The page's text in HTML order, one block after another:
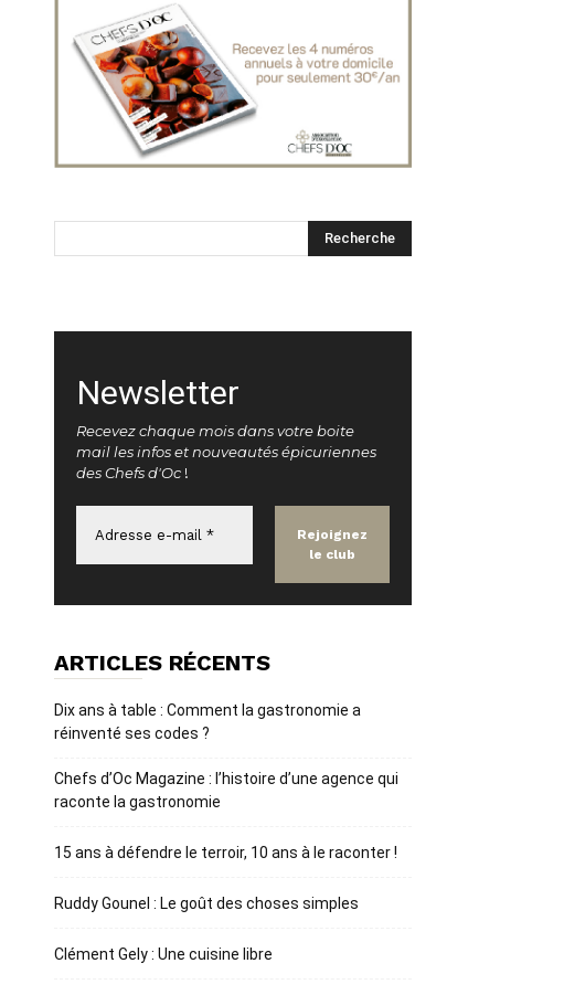
Newsletter
Recevez chaque mois dans votre boite
mail les infos et nouveautés épicuriennes
des Chefs d'Oc !
ARTICLES RÉCENTS
Dix ans à table : Comment la gastronomie a
réinventé ses codes ?
Chefs d’Oc Magazine : l’histoire d’une agence qui
raconte la gastronomie
15 ans à défendre le terroir, 10 ans à le raconter !
Ruddy Gounel : Le goût des choses simples
Clément Gely : Une cuisine libre